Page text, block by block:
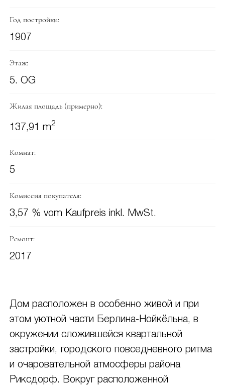
Год постройки:
1907
Этаж:
5. OG
Жилая площадь (примерно):
137,91 m2
Комнат:
5
Комиссия покупателя:
3,57 % vom Kaufpreis inkl. MwSt.
Ремонт:
2017
Дом расположен в особенно живой и при
этом уютной части Берлина-Нойкёльна, в
окружении сложившейся квартальной
застройки, городского повседневного ритма
и очаровательной атмосферы района
Риксдорф. Вокруг расположенной